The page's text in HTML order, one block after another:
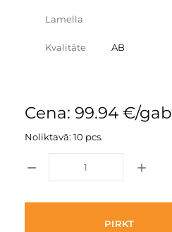
Lamella
Kvalitāte AB
Cena: 99.94 €/gab
Noliktavā: 10 pcs.
PIRKT